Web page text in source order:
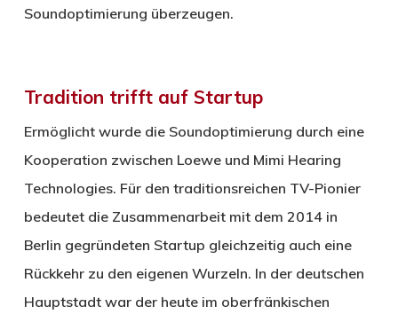
Soundoptimierung überzeugen.
Tradition trifft auf Startup
Ermöglicht wurde die Soundoptimierung durch eine
Kooperation zwischen Loewe und Mimi Hearing
Technologies. Für den traditionsreichen TV-Pionier
bedeutet die Zusammenarbeit mit dem 2014 in
Berlin gegründeten Startup gleichzeitig auch eine
Rückkehr zu den eigenen Wurzeln. In der deutschen
Hauptstadt war der heute im oberfränkischen